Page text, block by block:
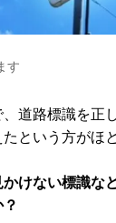
す
道路標識を正
という方がほ
けない標識な